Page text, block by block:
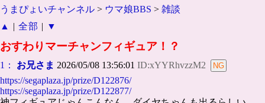
うまぴょいチャンネル > ウマ娘BBS > 雑談
▲
| 全部 | ▼
おすわりマーチャンフィギュア！？
1： お兄さま 2026/05/08 13:56:01 ID:xYYRhvzzM2
https://segaplaza.jp/prize/D122876/
https://segaplaza.jp/prize/D122877/